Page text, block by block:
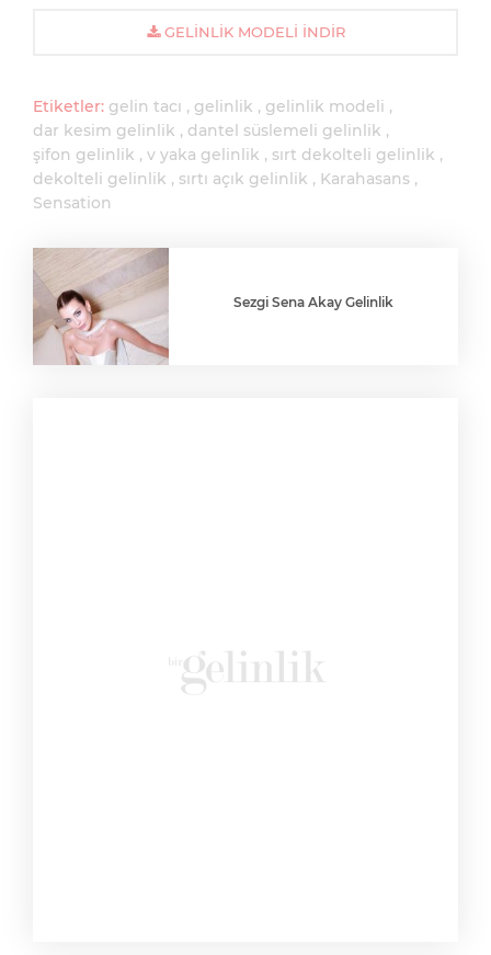
GELINLIK MODELI İNDIR
Etiketler: gelin tacı gelinlik
gelinlik modeli
dar kesim gelinlik
dantel süslemeli gelinlik
şifon gelinlik
v yaka gelinlik
sırt dekolteli gelinlik
dekolteli gelinlik
sırtı açık gelinlik
Karahasans
Sensation
Sezgi Sena Akay Gelinlik